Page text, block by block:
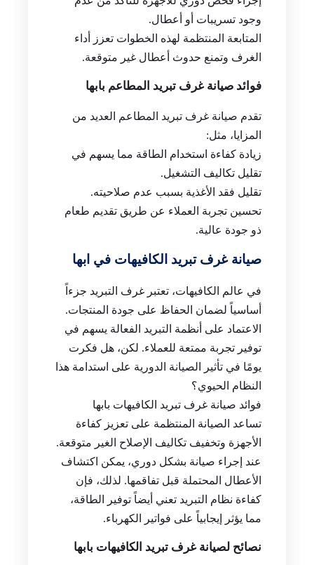
وجود تسريبات أو أعطال.
المتابعة المنتظمة لهذه الخطوات تعزز أداء
الغرف وتمنع حدوث أعطال غير متوقعة.
فوائد صيانة غرف تبريد المطاعم بابها
تقدم صيانة غرف تبريد المطاعم العديد من
المزايا، مثل:
زيادة كفاءة استخدام الطاقة مما يسهم في
تقليل تكاليف التشغيل.
تقليل فقد الأغذية بسبب عدم صلاحيته.
تحسين تجربة العملاء عن طريق تقديم طعام
ذو جودة عالية.
صيانة غرف تبريد الكافيهات في ابها
في عالم الكافيهات، تعتبر غرف التبريد جزءاً
أساسياً لضمان الحفاظ على جودة المنتجات.
الاعتماد على أنظمة التبريد الفعالة يسهم في
توفير تجربة ممتعة للعملاء. لكن، هل فكرت
يومًا في تأثير الصيانة الدورية على استدامة هذا
النظام الحيوي؟
فوائد صيانة غرف تبريد الكافيهات بابها
تساعد الصيانة المنتظمة على تعزيز كفاءة
الأجهزة وتخفيف تكاليف الإصلاح الغير متوقعة.
عند إجراء صيانة بشكل دوري، يمكن اكتشاف
الأعطال المحتملة قبل تفاقمها. لذلك، فإن
كفاءة نظام التبريد تعني أيضاً توفير الطاقة،
مما يؤثر إيجابياً على فواتير الكهرباء.
نصائح لصيانة غرف تبريد الكافيهات بابها